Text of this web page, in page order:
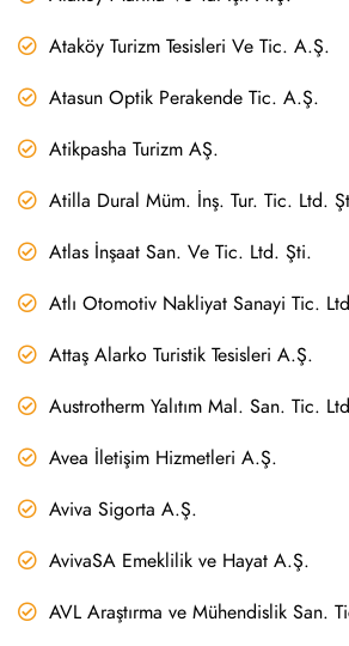
Ataköy Turizm Tesisleri Ve Tic. A.Ş.
Atasun Optik Perakende Tic. A.Ş.
Atikpasha Turizm AŞ.
Atilla Dural Müm. İnş. Tur. Tic. Ltd.
Atlas İnşaat San. Ve Tic. Ltd. Şti.
Atlı Otomotiv Nakliyat Sanayi Tic.
Attaş Alarko Turistik Tesisleri A.Ş.
Austrotherm Yalıtım Mal. San. Tic.
Avea İletişim Hizmetleri A.Ş.
Aviva Sigorta A.Ş.
AvivaSA Emeklilik ve Hayat A.Ş.
AVL Araştırma ve Mühendislik San.